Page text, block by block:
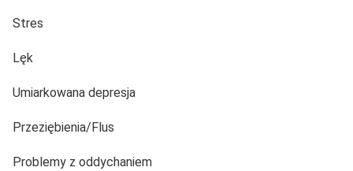
Stres
Lęk
Umiarkowana depresja
Przeziębienia/Flus
Problemy z oddychaniem